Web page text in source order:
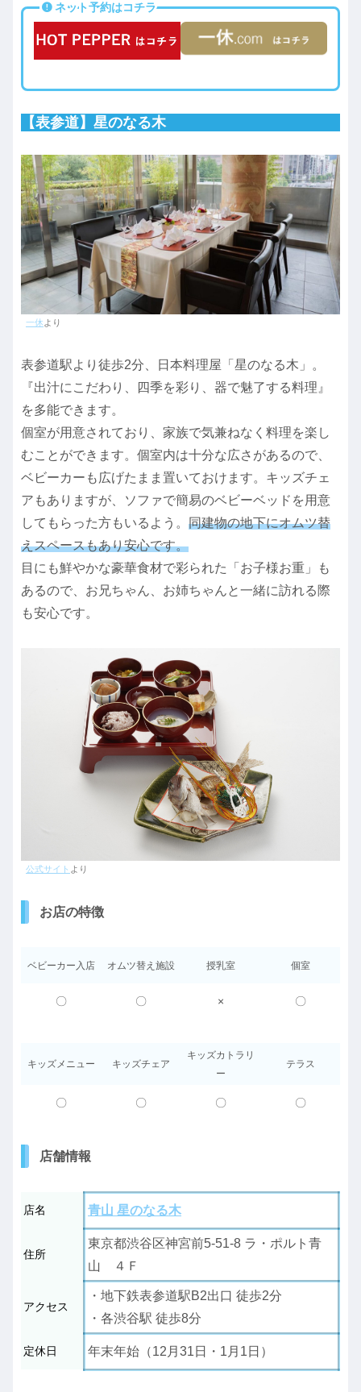
ネット予約はコチラ
【表参道】星のなる木
一休 より
表参道駅より徒歩2分、日本料理屋「星のなる木」。
『出汁にこだわり、四季を彩り、器で魅了する料理』
を多能できます。
個室が用意されており、家族で気兼ねなく料理を楽し
むことができます。個室内は十分な広さがあるので、
ベビーカーも広げたまま置いておけます。キッズチェ
アもありますが、ソファで簡易のベビーベッドを用意
してもらった方もいるよう。 同建物の地下にオムツ替
えスペースもあり安心です。
目にも鮮やかな豪華食材で彩られた「お子様お重」も
あるので、お兄ちゃん、お姉ちゃんと一緒に訪れる際
も安心です。
公式サイト より
お店の特徴
ベビーカー入店 オムツ替え施設 授乳室 個室
〇 〇 × 〇
キッズメニュー キッズチェア
キッズカトラリ
ー
テラス
〇 〇 〇 〇
店舗情報
店名 青山 星のなる木
住所
東京都渋谷区神宮前5-51-8 ラ・ポルト青
山 ４Ｆ
アクセス
・地下鉄表参道駅B2出口 徒歩2分
・各渋谷駅 徒歩8分
定休日 年末年始（12月31日・1月1日）